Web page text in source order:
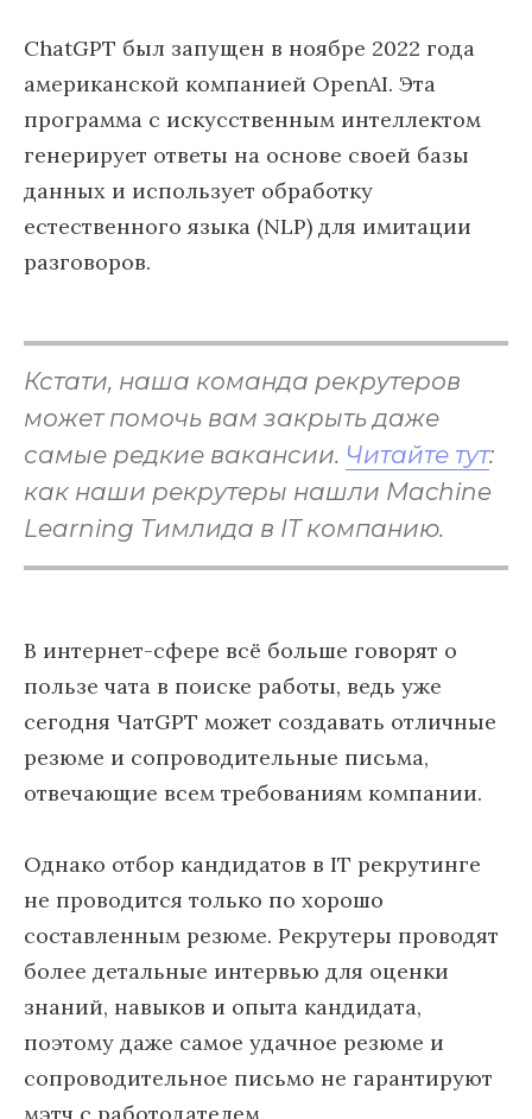
ChatGPT был запущен в ноябре 2022 года
американской компанией OpenAI. Эта
программа с искусственным интеллектом
генерирует ответы на основе своей базы
данных и использует обработку
естественного языка (NLP) для имитации
разговоров.
Кстати, наша команда рекрутеров
может помочь вам закрыть даже
самые редкие вакансии. Читайте тут:
как наши рекрутеры нашли Machine
Learning Тимлида в IT компанию.
В интернет-сфере всё больше говорят о
пользе чата в поиске работы, ведь уже
сегодня ЧатGPT может создавать отличные
резюме и сопроводительные письма,
отвечающие всем требованиям компании.
Однако отбор кандидатов в IT рекрутинге
не проводится только по хорошо
составленным резюме. Рекрутеры проводят
более детальные интервью для оценки
знаний, навыков и опыта кандидата,
поэтому даже самое удачное резюме и
сопроводительное письмо не гарантируют